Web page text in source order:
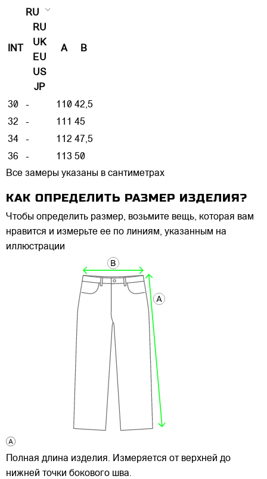
INT
RU
RU
UK
EU
US
JP
A B
30 - 110 42,5
32
- 111 45
34
- 112 47,5
36
- 113 50
Все замеры указаны в сантиметрах
КАК ОПРЕДЕЛИТЬ РАЗМЕР ИЗДЕЛИЯ?
Чтобы определить размер, возьмите вещь, которая вам
нравится и измерьте ее по линиям, указанным на
иллюстрации
Полная длина изделия. Измеряется от верхней до
нижней точки бокового шва.